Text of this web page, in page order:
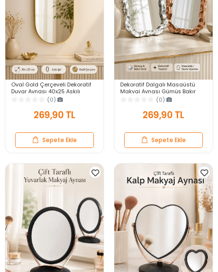
Oval Gold Çerçeveli Dekoratif
Duvar Aynası 40x25 Askılı
Modern Salon Antre Banyo
Yatak Odası Aynası
(0)
269,90 TL
Sepete Ekle
Dekoratif Dalgalı Masaüstü
Makyaj Aynası Gümüş Bakır
Çerçeveli Modern Yakın Duvar
(0)
269,90 TL
Sepete Ekle